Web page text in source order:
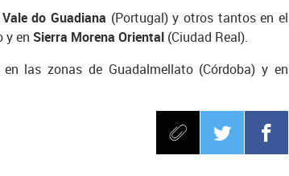
Vale do Guadiana (Portugal) y otros tantos en el
y en Sierra Morena Oriental (Ciudad Real).
las zonas de Guadalmellato (Córdoba) y en